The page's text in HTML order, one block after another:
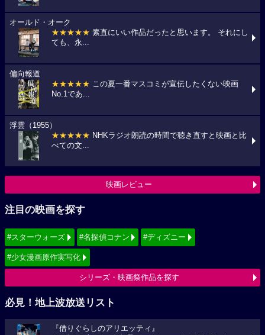
オールド・オーク
★★★★★ 素直にいい作品だったと思います。 それにし
ても、永...
偏向報道
★★★★★ この夏一番マスコミが宣伝したくない映画
No.1であ...
浮雲（1955）
★★★★★ NHKラジオ朗読の時間で聴き直すと映画と比
べての文...
映画レビュー
注目の映画を探す
#スターウォーズ #名探偵コナン #ディズニー
#少女漫画原作実写化
シリーズ・映画祭作品を探す
必見！地上波放送リスト
『借りぐらしのアリエッティ』